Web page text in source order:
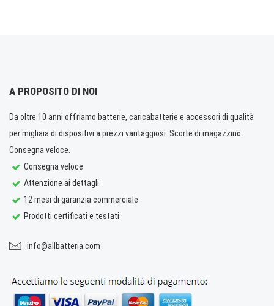
A PROPOSITO DI NOI
Da oltre 10 anni offriamo batterie, caricabatterie e accessori di qualità
per migliaia di dispositivi a prezzi vantaggiosi. Scorte di magazzino.
Consegna veloce.
Consegna veloce
Attenzione ai dettagli
12 mesi di garanzia commerciale
Prodotti certificati e testati
info@allbatteria.com